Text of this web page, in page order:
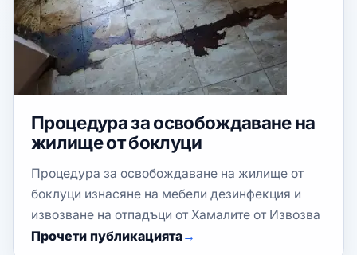
Процедура за освобождаване на
жилище от боклуци
Процедура за освобождаване на жилище от
боклуци изнасяне на мебели дезинфекция и
извозване на отпадъци от Хамалите от Извозва
Прочети публикацията